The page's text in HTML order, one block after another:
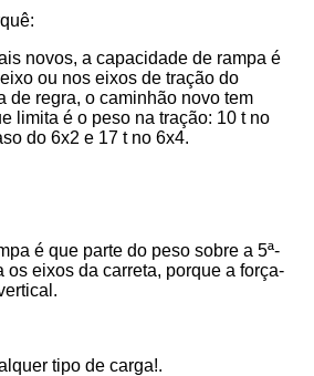
novos, a capacidade de rampa é
ou nos eixos de tração do
de regra, o caminhão novo tem
limita é o peso na tração: 10 t no
do 6x2 e 17 t no 6x4.
é que parte do peso sobre a 5ª-
os eixos da carreta, porque a força-
.
tipo de carga!.